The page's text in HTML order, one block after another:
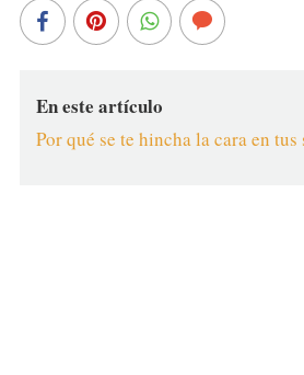
En este artículo
Por qué se te hincha la cara en tus